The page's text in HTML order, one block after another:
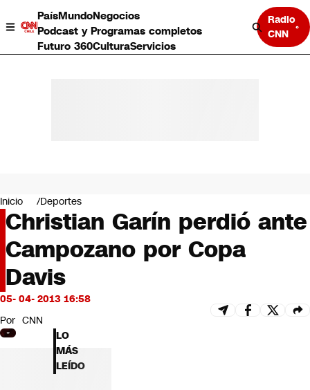
PaísMundoNegocios
Podcast y Programas completos
Futuro 360CulturaServicios
Radio
CNN
Negocios
Deportes
Programas completos
Cultura
Servicios
Bits
CNN tiempo
Futuro 360
Opinión
Inicio Deportes
Christian Garín perdió ante
Campozano por Copa
Davis
05- 04- 2013 16:58
Por CNN
LO
MÁS
LEÍDO